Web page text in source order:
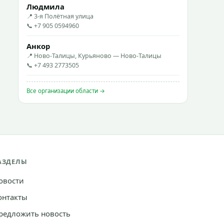
Людмила
📍 3-я Полётная улица
📞 +7 905 0594960
Анкор
📍 Ново-Талицы, Курьяново — Ново-Талицы
📞 +7 493 2773505
Все организации области →
новость